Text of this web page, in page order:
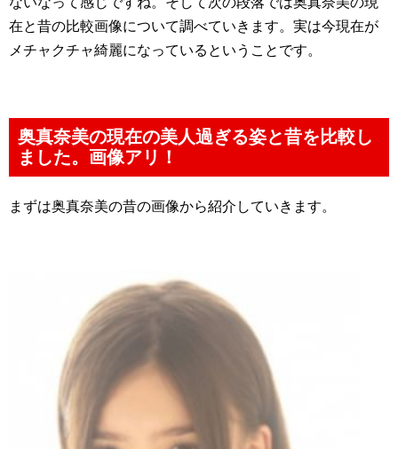
在と昔の比較画像について調べていきます。実は今現在が
メチャクチャ綺麗になっているということです。
奥真奈美の現在の美人過ぎる姿と昔を比較し
ました。画像アリ！
まずは奥真奈美の昔の画像から紹介していきます。